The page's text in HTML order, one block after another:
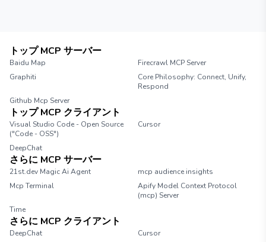
トップ MCP サーバー
Baidu Map
Firecrawl MCP Server
Graphiti
Core Philosophy: Connect, Unify,
Respond
Github Mcp Server
トップ MCP クライアント
Visual Studio Code - Open Source
("Code - OSS")
Cursor
DeepChat
さらに MCP サーバー
21st.dev Magic Ai Agent
mcp audience insights
Mcp Terminal
Apify Model Context Protocol
(mcp) Server
Time
さらに MCP クライアント
DeepChat
Cursor